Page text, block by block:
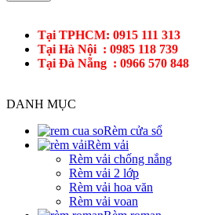
Tại TPHCM: 0915 111 313
Tại Hà Nội : 0985 118 739
Tại Đà Nẵng : 0966 570 848
DANH MỤC
Rèm cửa sổ
Rèm vải
Rèm vải chống nắng
Rèm vải 2 lớp
Rèm vải hoa văn
Rèm vải voan